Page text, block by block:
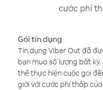
cước phí
Gói tín dụng
Tín dụng Viber Out đã
bạn mua số lượng bất
thể thực hiện cuộc gọi
giới với cước phí thấp